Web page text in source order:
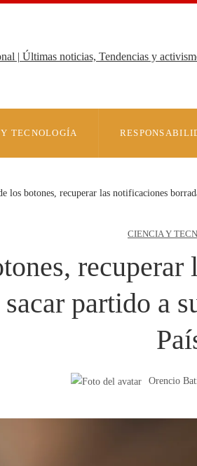
| Últimas noticias, Tendencias y
TECNOLOGÍA
los botones, recuperar las notificaciones
CIENCIA Y
partido a
Orencio